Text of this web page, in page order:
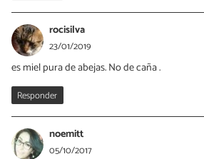
rocisilva
23/01/2019
es miel pura de abejas. No de caña .
Responder
noemitt
05/10/2017